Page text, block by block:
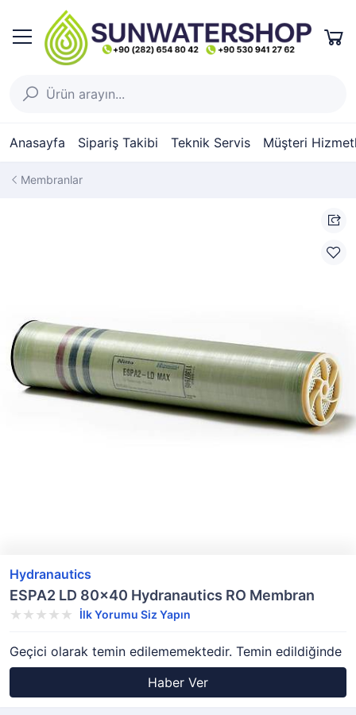
Anasayfa Sipariş Takibi Teknik Servis Müşteri
Membranlar
Hydranautics
ESPA2 LD 80x40 Hydranautics RO Membran
İlk Yorumu Siz Yapın
Geçici olarak temin edilememektedir. Temin edildiğinde
Haber Ver